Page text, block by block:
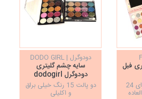
فبل
طرح یونیکورن/دارای 24
دودوگرل | DODO GIRL
سایه چشم گلیتری
دودوگرل dodogirl
دو پالت 15 رنگ خیلی براق
و اکلیلی